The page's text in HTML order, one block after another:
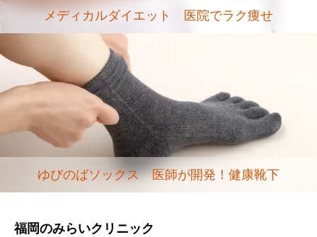
メディカルダイエット 医院でラク痩せ
ゆびのばソックス 医師が開発！健康靴下
福岡のみらいクリニック